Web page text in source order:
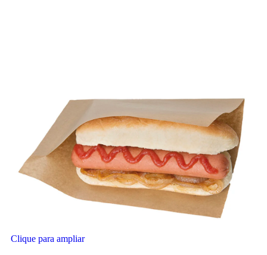
Clique para ampliar